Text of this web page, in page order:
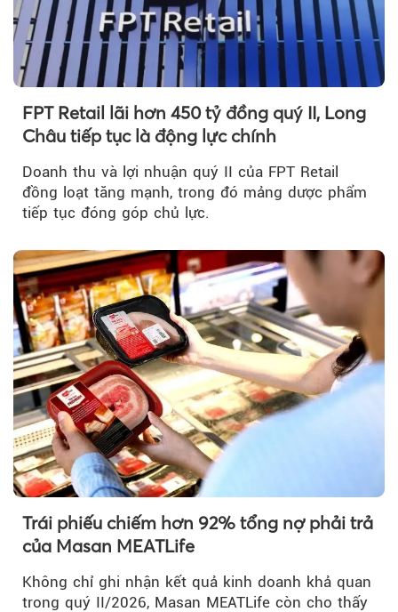
FPT Retail lãi hơn 450 tỷ đồng quý II, Long
Châu tiếp tục là động lực chính
Doanh thu và lợi nhuận quý II của FPT Retail
đồng loạt tăng mạnh, trong đó mảng dược phẩm
tiếp tục đóng góp chủ lực.
Trái phiếu chiếm hơn 92% tổng nợ phải trả
của Masan MEATLife
Không chỉ ghi nhận kết quả kinh doanh khả quan
trong quý II/2026, Masan MEATLife còn cho thấy